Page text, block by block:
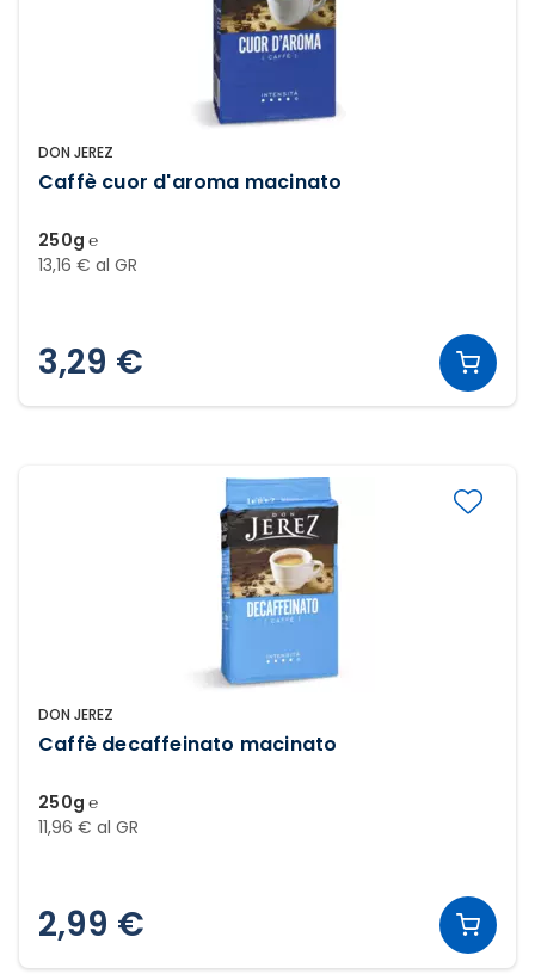
DON JEREZ
Caffè cuor d'aroma macinato
250g ℮
13,16 € al GR
3,29 €
DON JEREZ
Caffè decaffeinato macinato
250g ℮
11,96 € al GR
2,99 €